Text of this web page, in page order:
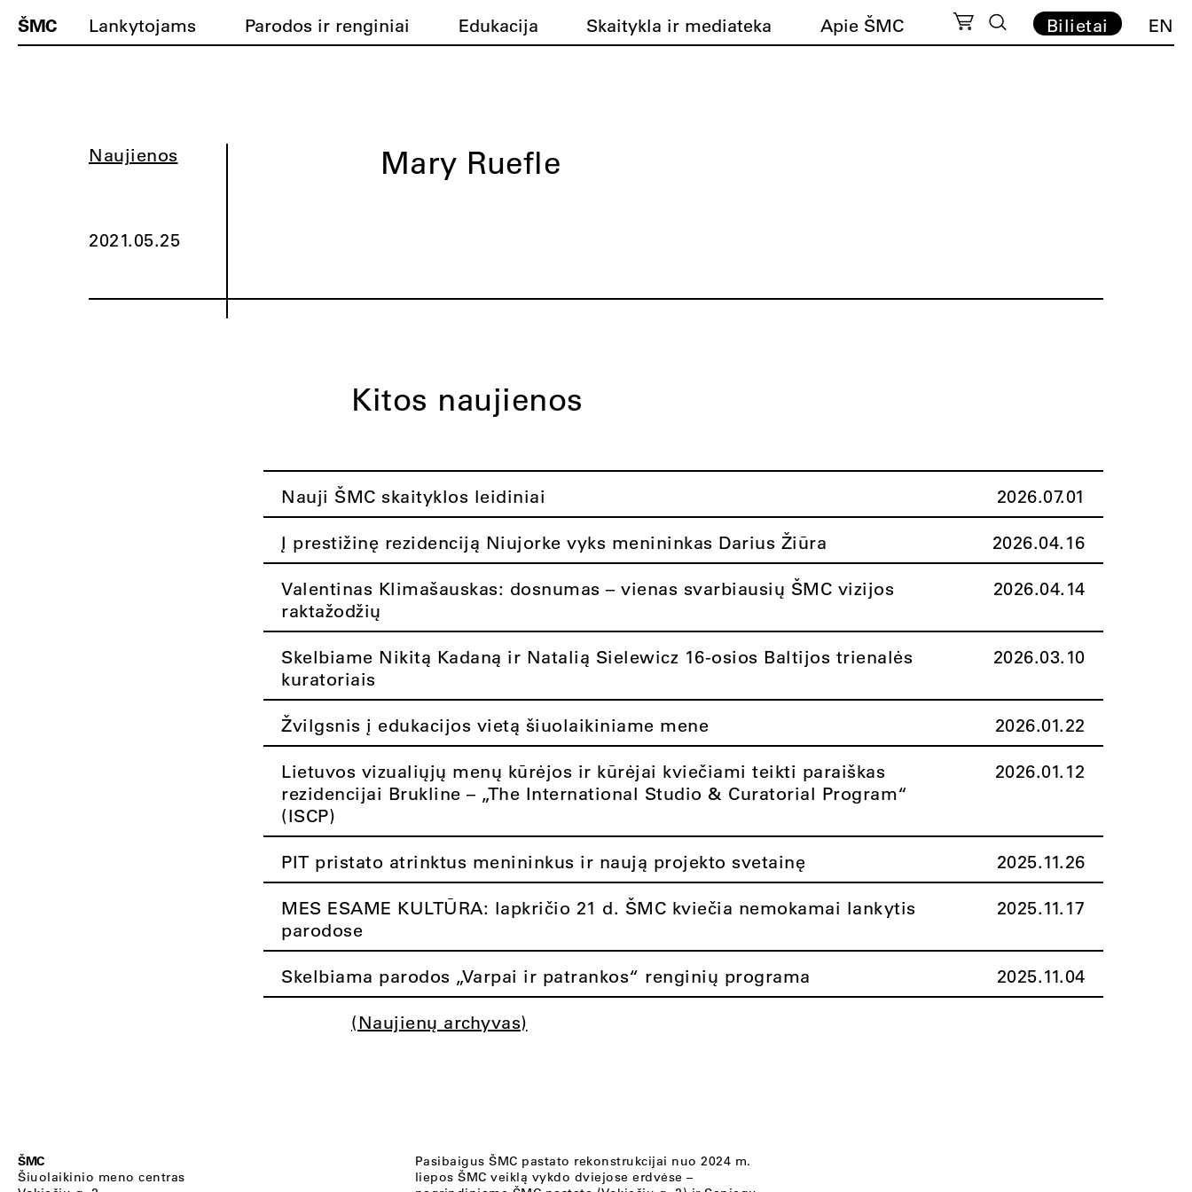
ŠMC Lankytojams Parodos ir renginiai Edukacija Skaitykla ir mediateka Apie ŠMC Bilietai EN
Naujienos
2021.05.25
Mary Ruefle
Kitos naujienos
Nauji ŠMC skaityklos leidiniai 2026.07.01
Į prestižinę rezidenciją Niujorke vyks menininkas Darius Žiūra 2026.04.16
Valentinas Klimašauskas: dosnumas – vienas svarbiausių ŠMC vizijos
raktažodžių
2026.04.14
Skelbiame Nikitą Kadaną ir Natalią Sielewicz 16-osios Baltijos trienalės
kuratoriais
2026.03.10
Žvilgsnis į edukacijos vietą šiuolaikiniame mene 2026.01.22
Lietuvos vizualiųjų menų kūrėjos ir kūrėjai kviečiami teikti paraiškas
rezidencijai Brukline – „The International Studio & Curatorial Program“
(ISCP)
2026.01.12
PIT pristato atrinktus menininkus ir naują projekto svetainę 2025.11.26
MES ESAME KULTŪRA: lapkričio 21 d. ŠMC kviečia nemokamai lankytis
parodose
2025.11.17
Skelbiama parodos „Varpai ir patrankos“ renginių programa 2025.11.04
(Naujienų archyvas)
ŠMC
Šiuolaikinio meno centras
Pasibaigus ŠMC pastato rekonstrukcijai nuo 2024 m.
liepos ŠMC veiklą vykdo dviejose erdvėse –